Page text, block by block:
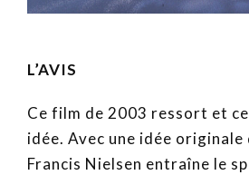
L’AVIS
Ce film de 2003 ressort et
idée. Avec une idée originale
Francis Nielsen entraîne le